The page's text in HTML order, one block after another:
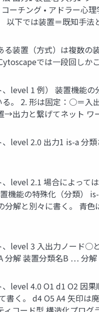
コーチング • アドラー
以下では装置＝既知手法
る装置（方式）は複数
では一段回しか
level 1 例） 装置機能
る。 2. 形は固定：○＝
出力と繋げてネット ワ
level 2.0 出力1 is-a 分
level 2.1 場合によって
機能の特殊化（分類）
分解と別々に書く。 青
level 3 入出力ノード○
分解 装置分類名B … 分
level 4.0 O1 d1 O2 因
書く。 d4 O5 A4 矢印